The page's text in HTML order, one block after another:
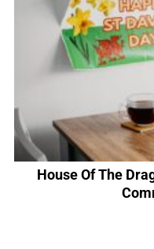
House Of The